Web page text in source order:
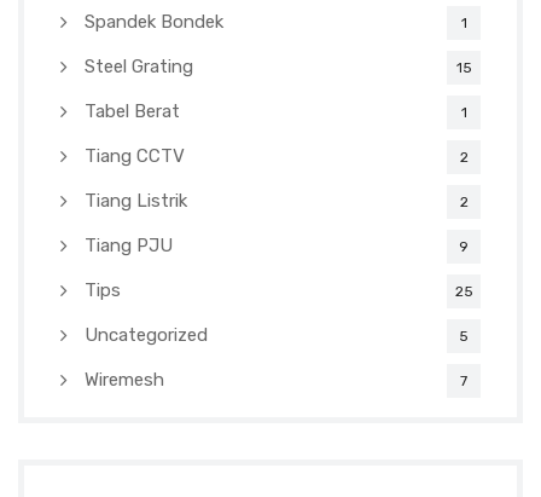
Spandek Bondek 1
Steel Grating 15
Tabel Berat 1
Tiang CCTV 2
Tiang Listrik 2
Tiang PJU 9
Tips 25
Uncategorized 5
Wiremesh 7